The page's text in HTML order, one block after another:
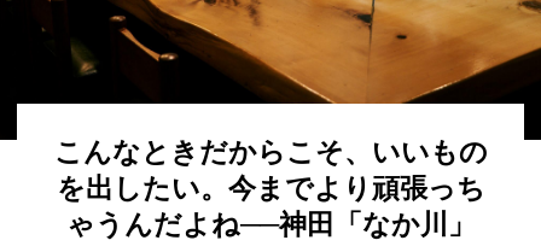
こんなときだからこそ、いいもの
を出したい。今までより頑張っち
ゃうんだよね──神田「なか川」